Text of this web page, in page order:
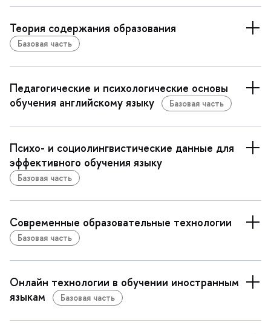
Теория содержания образования
Базовая часть
Педагогические и психологические основы
обучения английскому языку
Базовая часть
Психо- и социолингвистические данные для
эффективного обучения языку
Базовая часть
Современные образовательные технологии
Базовая часть
Онлайн технологии в обучении иностранным
языкам
Базовая часть